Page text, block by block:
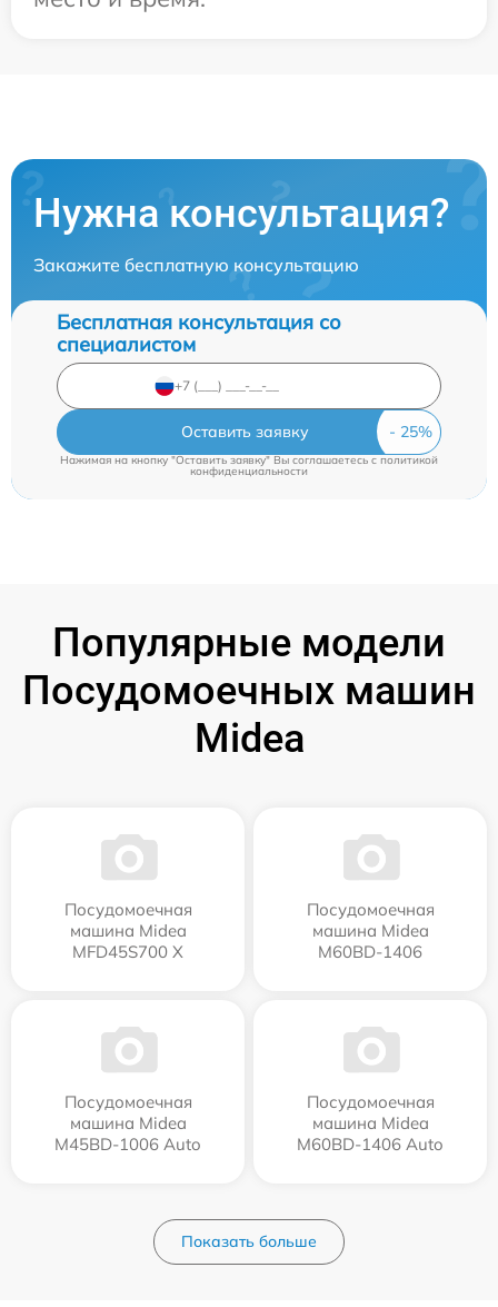
Нужна консультация?
Закажите бесплатную консультацию
Бесплатная консультация со
специалистом
Оставить заявку
Нажимая на кнопку "Оставить заявку" Вы соглашаетесь cполитикой
конфиденциальности
Популярные модели
Посудомоечных машин
Midea
Посудомоечная
машина Midea
MFD45S700 X
Посудомоечная
машина Midea
M60BD-1406
Посудомоечная
машина Midea
M45BD-1006 Auto
Посудомоечная
машина Midea
M60BD-1406 Auto
Показать больше